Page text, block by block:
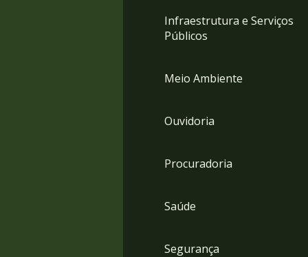
Infraestrutura e Serviços
Públicos
Meio Ambiente
Ouvidoria
Procuradoria
Saúde
Segurança